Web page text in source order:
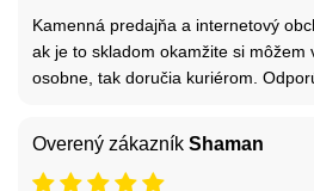
Kamenná predajňa a internetový
ak je to skladom okamžite si môžem
osobne, tak doručia kuriérom.
Overený zákazník Shaman